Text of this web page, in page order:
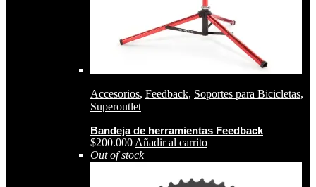
Accesorios, Feedback, Soportes para Bicicletas,
Superoutlet
Bandeja de herramientas Feedback
$200.000 Añadir al carrito
Out of stock